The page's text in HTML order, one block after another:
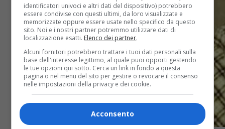
identificatori univoci e altri dati del dispositivo) potrebbero
essere condivise con questi ultimi, da loro visualizzate e
memorizzate oppure essere usate nello specifico da questo
sito. Noi e i nostri partner potremmo utilizzare dati di
localizzazione esatti. Elenco dei partner.
Alcuni fornitori potrebbero trattare i tuoi dati personali sulla
base dell'interesse legittimo, al quale puoi opporti gestendo
le tue opzioni qui sotto. Cerca un link in fondo a questa
pagina o nel menu del sito per gestire o revocare il consenso
nelle impostazioni della privacy e dei cookie.
Acconsento